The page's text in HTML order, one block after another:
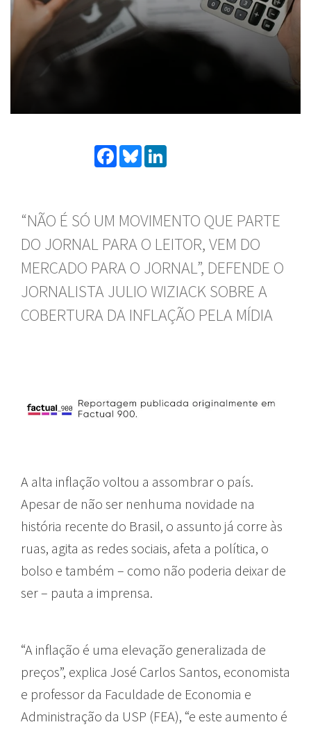
Facebook
Bluesky
“NÃO É SÓ UM MOVIMENTO QUE PARTE
DO JORNAL PARA O LEITOR, VEM DO
MERCADO PARA O JORNAL”, DEFENDE O
JORNALISTA JULIO WIZIACK SOBRE A
COBERTURA DA INFLAÇÃO PELA MÍDIA
A alta inflação voltou a assombrar o país.
Apesar de não ser nenhuma novidade na
história recente do Brasil, o assunto já corre às
ruas, agita as redes sociais, afeta a política, o
bolso e também – como não poderia deixar de
ser – pauta a imprensa.
“A inflação é uma elevação generalizada de
preços”, explica José Carlos Santos, economista
e professor da Faculdade de Economia e
Administração da USP (FEA), “e este aumento é